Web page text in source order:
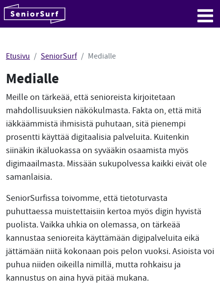
Hyppää sisältöön
Etusivu SeniorSurf Medialle
Medialle
Meille on tärkeää, että senioreista kirjoitetaan
mahdollisuuksien näkökulmasta. Fakta on, että mitä
iäkkäämmistä ihmisistä puhutaan, sitä pienempi
prosentti käyttää digitaalisia palveluita. Kuitenkin
siinäkin ikäluokassa on syvääkin osaamista myös
digimaailmasta. Missään sukupolvessa kaikki eivät ole
samanlaisia.
SeniorSurfissa toivomme, että tietoturvasta
puhuttaessa muistettaisiin kertoa myös digin hyvistä
puolista. Vaikka uhkia on olemassa, on tärkeää
kannustaa senioreita käyttämään digipalveluita eikä
jättämään niitä kokonaan pois pelon vuoksi. Asioista voi
puhua niiden oikeilla nimillä, mutta rohkaisu ja
kannustus on aina hyvä pitää mukana.